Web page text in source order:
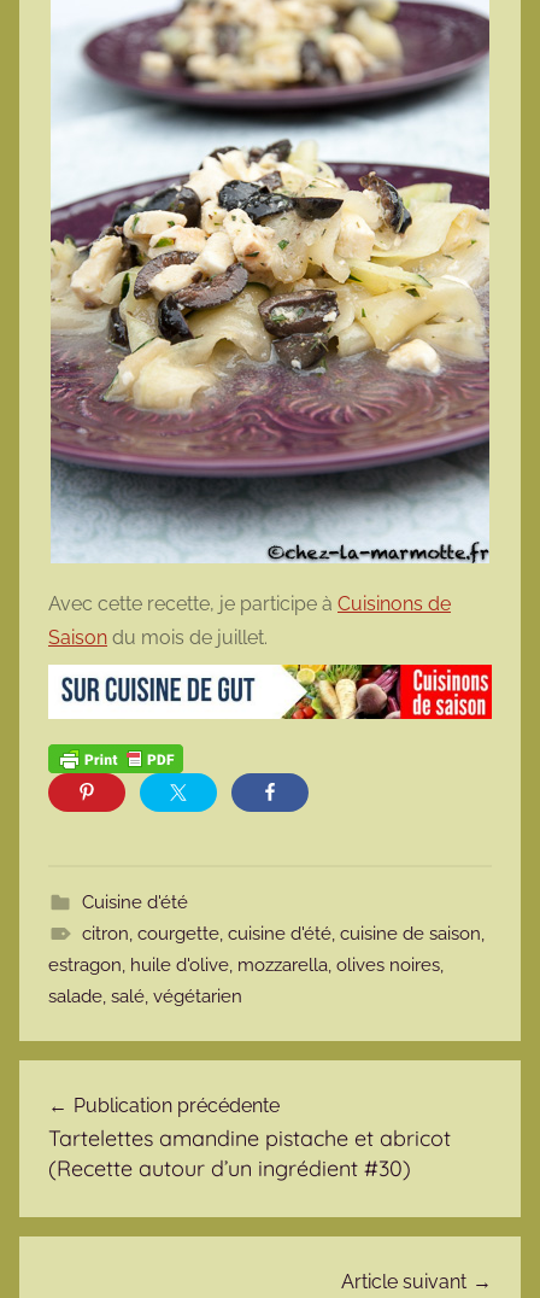
Avec cette recette, je participe à Cuisinons de
Saison du mois de juillet.
Cuisine d'été
citron, courgette, cuisine d'été, cuisine de saison,
estragon, huile d'olive, mozzarella, olives noires,
salade, salé, végétarien
Publication précédente
Tartelettes amandine pistache et abricot
(Recette autour d’un ingrédient #30)
Article suivant